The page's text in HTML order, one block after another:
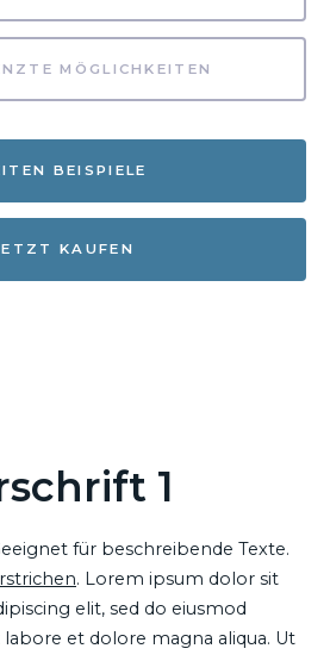
MÖGLICHKEITEN
BEISPIELE
KAUFEN
1
für beschreibende Texte.
. Lorem ipsum dolor sit
elit, sed do eiusmod
et dolore magna aliqua. Ut